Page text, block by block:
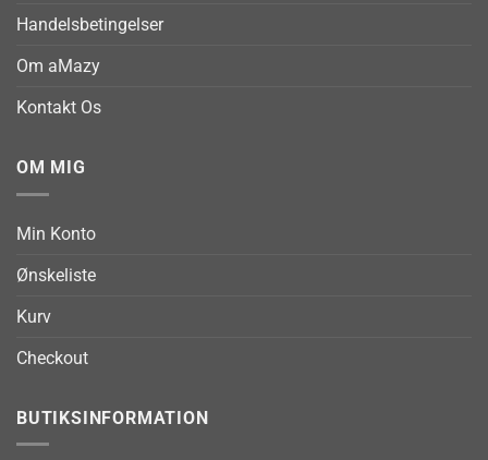
Handelsbetingelser
Om aMazy
Kontakt Os
OM MIG
Min Konto
Ønskeliste
Kurv
Checkout
BUTIKSINFORMATION